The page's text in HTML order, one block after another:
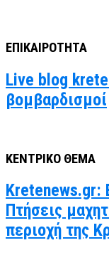
ΕΠΙΚΑΙΡΟΤΗΤΑ
Live blog
βομβαρδισμοί
ΚΕΝΤΡΙΚΟ ΘΕΜΑ
Kretenews.gr:
Πτήσεις
περιοχή της